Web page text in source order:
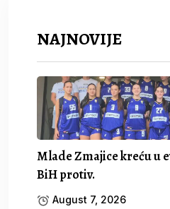
NAJNOVIJE
Mlade Zmajice kreću u
BiH protiv.
August 7, 2026